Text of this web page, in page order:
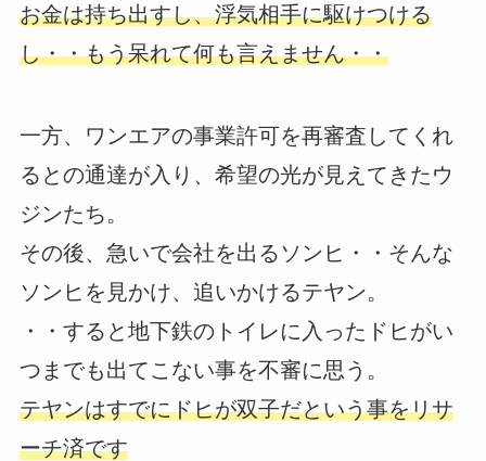
お金は持ち出すし、浮気相手に駆けつける
し・・もう呆れて何も言えません・・
一方、ワンエアの事業許可を再審査してくれ
るとの通達が入り、希望の光が見えてきたウ
ジンたち。
その後、急いで会社を出るソンヒ・・そんな
ソンヒを見かけ、追いかけるテヤン。
・・すると地下鉄のトイレに入ったドヒがい
つまでも出てこない事を不審に思う。
テヤンはすでにドヒが双子だという事をリサ
ーチ済です